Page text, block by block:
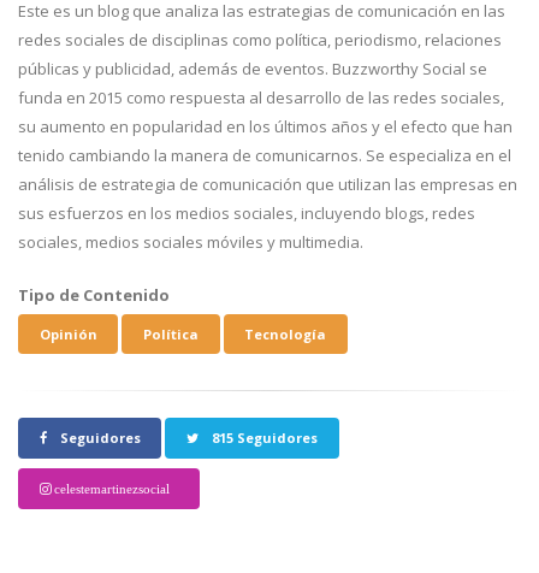
Este es un blog que analiza las estrategias de comunicación en las
redes sociales de disciplinas como política, periodismo, relaciones
públicas y publicidad, además de eventos. Buzzworthy Social se
funda en 2015 como respuesta al desarrollo de las redes sociales,
su aumento en popularidad en los últimos años y el efecto que han
tenido cambiando la manera de comunicarnos. Se especializa en el
análisis de estrategia de comunicación que utilizan las empresas en
sus esfuerzos en los medios sociales, incluyendo blogs, redes
sociales, medios sociales móviles y multimedia.
Tipo de Contenido
Opinión Política Tecnología
Seguidores 815 Seguidores
celestemartinezsocial